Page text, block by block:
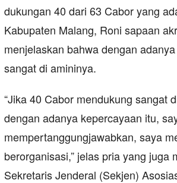
dukungan 40 dari 63 Cabor yang
Kabupaten Malang, Roni sapaan
menjelaskan bahwa dengan
sangat di amininya.
“Jika 40 Cabor mendukung sangat
dengan adanya kepercayaan itu,
mempertanggungjawabkan, saya
berorganisasi,” jelas pria yang juga
Sekretaris Jenderal (Sekjen)